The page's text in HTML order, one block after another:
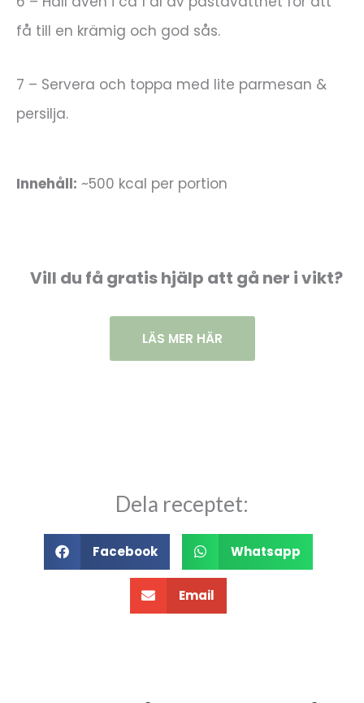
få till en krämig och god sås.
7 – Servera och toppa med lite parmesan &
persilja.
Innehåll: ~500 kcal per portion
Vill du få gratis hjälp att gå ner i vikt?
LÄS MER HÄR
Dela receptet:
Facebook Whatsapp
Email